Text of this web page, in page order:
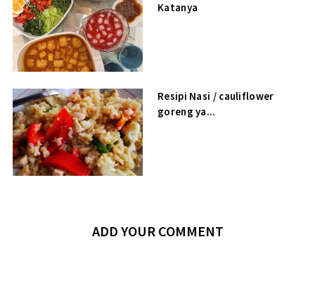
Katanya
Resipi Nasi / cauliflower
goreng ya...
ADD YOUR COMMENT